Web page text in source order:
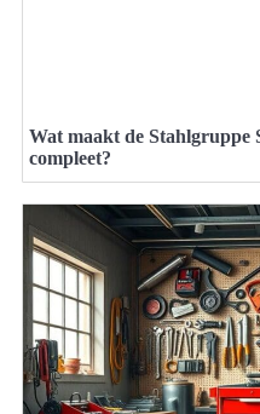
Wat maakt de Stahlgruppe
compleet?